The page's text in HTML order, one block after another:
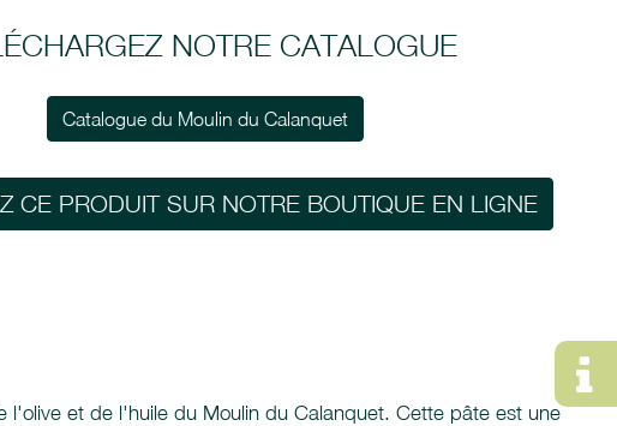
NOTRE CATALOGUE
Catalogue du Moulin du Calanquet
CE PRODUIT SUR NOTRE BOUTIQUE EN LIGNE
et de l'huile du Moulin du Calanquet. Cette pâte est une